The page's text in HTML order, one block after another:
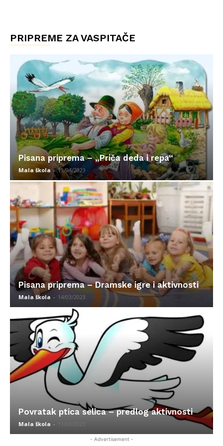
PRIPREME ZA VASPITAČE
Pisana priprema – „Priča deda i repa“
Mala škola - 19/04/2023
Pisana priprema – Dramske igre i aktivnosti
Mala škola - 14/03/2023
Povratak ptica selica – predlog aktivnosti
Mala škola - 11/03/2023
- Advertisement -